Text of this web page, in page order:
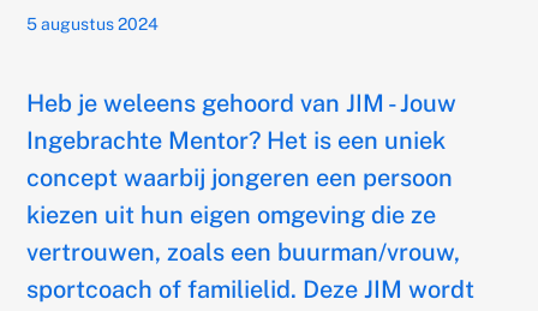
Published
5 augustus 2024
Heb je weleens gehoord van JIM - Jouw
Ingebrachte Mentor? Het is een uniek
concept waarbij jongeren een persoon
kiezen uit hun eigen omgeving die ze
vertrouwen, zoals een buurman/vrouw,
sportcoach of familielid. Deze JIM wordt